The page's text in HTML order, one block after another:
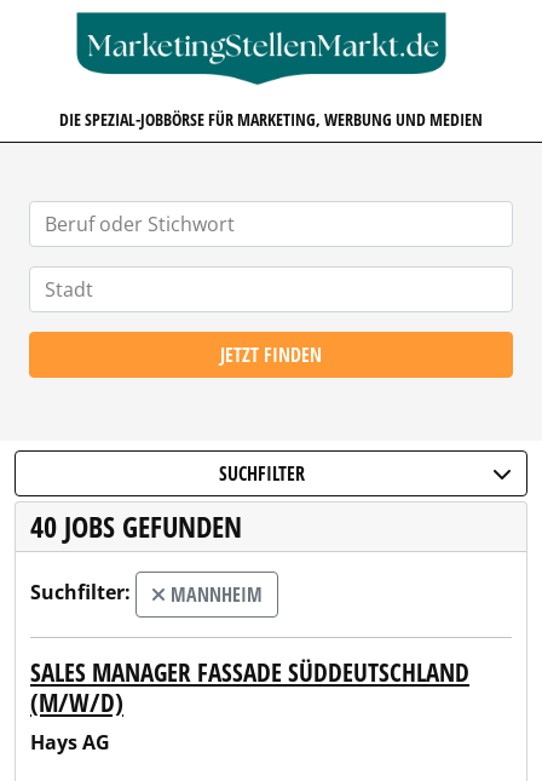
DIE SPEZIAL-JOBBÖRSE FÜR MARKETING, WERBUNG UND MEDIEN
JETZT FINDEN
SUCHFILTER
40 JOBS GEFUNDEN
Suchfilter: MANNHEIM
SALES MANAGER FASSADE SÜDDEUTSCHLAND
(M/W/D)
Hays AG